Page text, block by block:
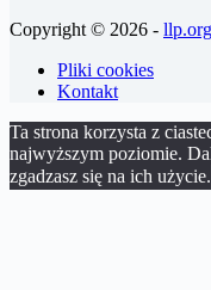
Copyright © 2026 -
Pliki cookies
Kontakt
Ta strona korzysta z
najwyższym poziomie.
zgadzasz się na ich użycie.